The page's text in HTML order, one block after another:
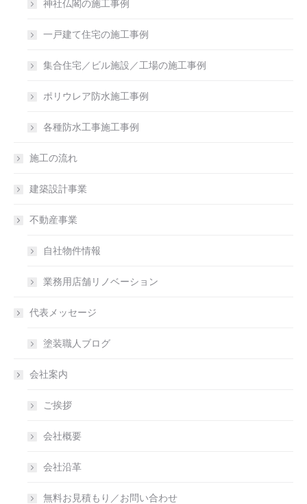
神社仏閣の施工事例
一戸建て住宅の施工事例
集合住宅／ビル施設／工場の施工事例
ポリウレア防水施工事例
各種防水工事施工事例
施工の流れ
建築設計事業
不動産事業
自社物件情報
業務用店舗リノベーション
代表メッセージ
塗装職人ブログ
会社案内
ご挨拶
会社概要
会社沿革
無料お見積もり／お問い合わせ